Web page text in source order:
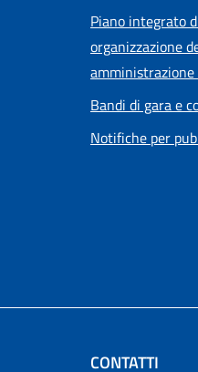
Piano integrato
organizzazione
amministrazione
Bandi di gara e
Notifiche per
CONTATTI